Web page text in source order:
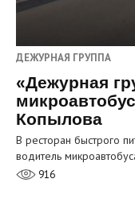
ДЕЖУРНАЯ ГРУППА
«Дежурная
Копылова
В ресторан быстрого
водитель
916